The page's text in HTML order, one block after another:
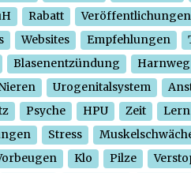
Rabatt
Veröffentlichungen
Websites Empfehlungen
Blasenentzündung
Urogenitalsystem
Psyche HPU Zeit
Stress
Klo Pilze